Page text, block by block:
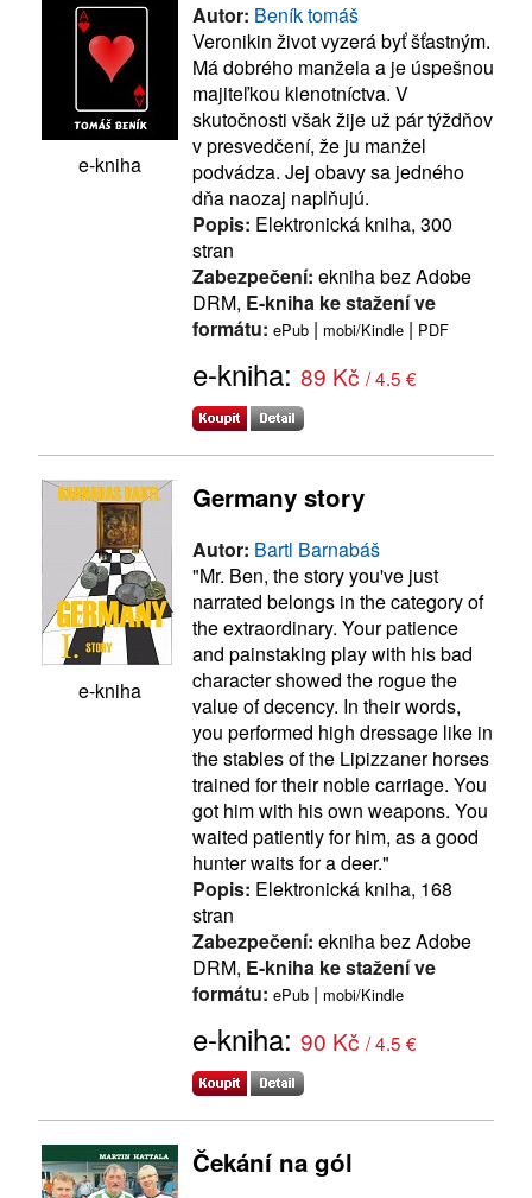
e-kniha
Autor: Beník tomáš
Veronikin život vyzerá byť šťastným.
Má dobrého manžela a je úspešnou
majiteľkou klenotníctva. V
skutočnosti však žije už pár týždňov
v presvedčení, že ju manžel
podvádza. Jej obavy sa jedného
dňa naozaj naplňujú.
Popis: Elektronická kniha, 300
stran
Zabezpečení: ekniha bez Adobe
DRM, E-kniha ke stažení ve
formátu: ePub | mobi/Kindle | PDF
e-kniha: 89 Kč / 4.5 €
e-kniha
Germany story
Autor: Bartl Barnabáš
"Mr. Ben, the story you've just
narrated belongs in the category of
the extraordinary. Your patience
and painstaking play with his bad
character showed the rogue the
value of decency. In their words,
you performed high dressage like in
the stables of the Lipizzaner horses
trained for their noble carriage. You
got him with his own weapons. You
waited patiently for him, as a good
hunter waits for a deer."
Popis: Elektronická kniha, 168
stran
Zabezpečení: ekniha bez Adobe
DRM, E-kniha ke stažení ve
formátu: ePub | mobi/Kindle
e-kniha: 90 Kč / 4.5 €
Čekání na gól